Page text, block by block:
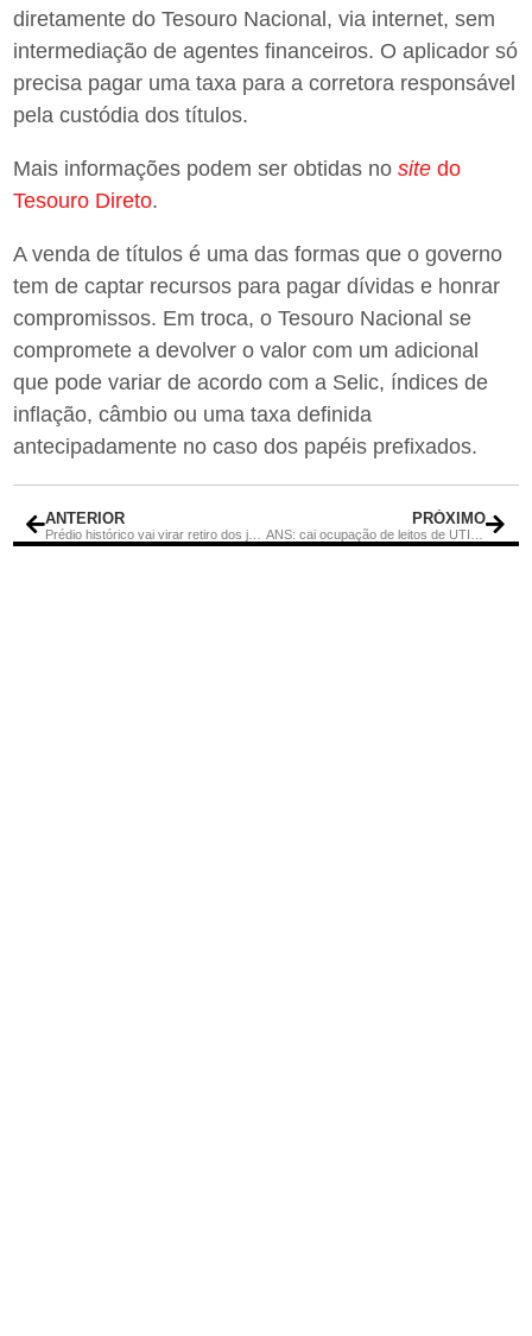
diretamente do Tesouro Nacional, via internet, sem
intermediação de agentes financeiros. O aplicador só
precisa pagar uma taxa para a corretora responsável
pela custódia dos títulos.
Mais informações podem ser obtidas nosite do
Tesouro Direto.
A venda de títulos é uma das formas que o governo
tem de captar recursos para pagar dívidas e honrar
compromissos. Em troca, o Tesouro Nacional se
compromete a devolver o valor com um adicional
que pode variar de acordo com a Selic, índices de
inflação, câmbio ou uma taxa definida
antecipadamente no caso dos papéis prefixados.
ANTERIOR
Prédio histórico vai virar retiro dos jornalistas
PRÓXIMO